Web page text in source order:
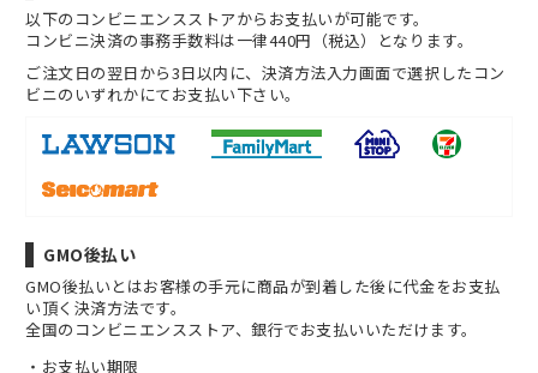
以下のコンビニエンスストアからお支払いが可能です。
コンビニ決済の事務手数料は一律440円（税込）となります。
ご注文日の翌日から3日以内に、決済方法入力画面で選択したコン
ビニのいずれかにてお支払い下さい。
GMO後払い
GMO後払いとはお客様の手元に商品が到着した後に代金をお支払
い頂く決済方法です。
全国のコンビニエンスストア、銀行でお支払いいただけます。
お支払い期限